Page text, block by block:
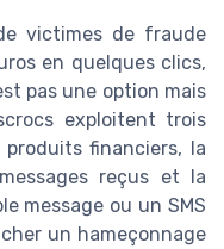
victimes de fraude
en quelques clics,
pas une option mais
exploitent trois
financiers, la
reçus et la
message ou un SMS
un hameçonnage